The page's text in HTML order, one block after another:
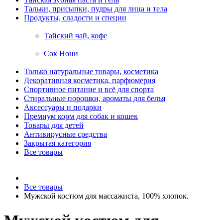
Тальки, присыпки, пудры для лица и тела
Продукты, сладости и специи
Тайский чай, кофе
Сок Нони
Только натуральные товары, косметика
Декоративная косметика, парфюмерия
Спортивное питание и всё для спорта
Стиральные порошки, ароматы для белья
Аксессуары и подарки
Премиум корм для собак и кошек
Товары для детей
Антивирусные средства
Закрытая категория
Все товары
Все товары
Мужской костюм для массажиста, 100% хлопок.